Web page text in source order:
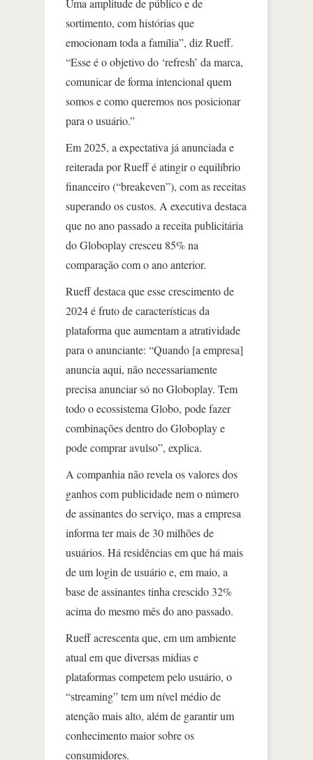
sortimento, com histórias que
emocionam toda a família”, diz Rueff.
“Esse é o objetivo do ‘refresh’ da marca,
comunicar de forma intencional quem
somos e como queremos nos posicionar
para o usuário.”
Em 2025, a expectativa já anunciada e
reiterada por Rueff é atingir o equilíbrio
financeiro (“breakeven”), com as receitas
superando os custos. A executiva destaca
que no ano passado a receita publicitária
do Globoplay cresceu 85% na
comparação com o ano anterior.
Rueff destaca que esse crescimento de
2024 é fruto de características da
plataforma que aumentam a atratividade
para o anunciante: “Quando [a empresa]
anuncia aqui, não necessariamente
precisa anunciar só no Globoplay. Tem
todo o ecossistema Globo, pode fazer
combinações dentro do Globoplay e
pode comprar avulso”, explica.
A companhia não revela os valores dos
ganhos com publicidade nem o número
de assinantes do serviço, mas a empresa
informa ter mais de 30 milhões de
usuários. Há residências em que há mais
de um login de usuário e, em maio, a
base de assinantes tinha crescido 32%
acima do mesmo mês do ano passado.
Rueff acrescenta que, em um ambiente
atual em que diversas mídias e
plataformas competem pelo usuário, o
“streaming” tem um nível médio de
atenção mais alto, além de garantir um
conhecimento maior sobre os
consumidores.